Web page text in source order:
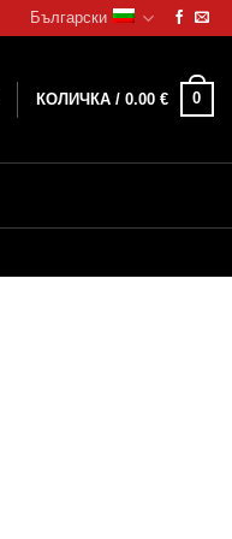
Български
КОЛИЧКА / 0.00 € 0